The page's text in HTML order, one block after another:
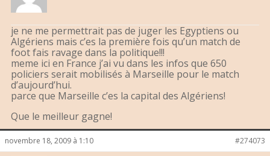
je ne me permettrait pas de juger les Egyptiens ou
Algériens mais c’es la première fois qu’un match de
foot fais ravage dans la politique!!!
meme ici en France j’ai vu dans les infos que 650
policiers serait mobilisés à Marseille pour le match
d’aujourd’hui.
parce que Marseille c’es la capital des Algériens!
Que le meilleur gagne!
novembre 18, 2009 à 1:10 #274073